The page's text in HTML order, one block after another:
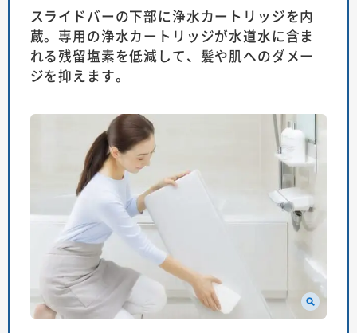
スライドバーの下部に浄水カートリッジを内
蔵。専用の浄水カートリッジが水道水に含ま
れる残留塩素を低減して、髪や肌へのダメー
ジを抑えます。